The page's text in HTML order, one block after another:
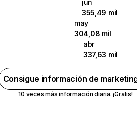
jun
355,49 mil
may
304,08 mil
abr
337,63 mil
Consigue información de
10 veces más información diaria. ¡Gratis!